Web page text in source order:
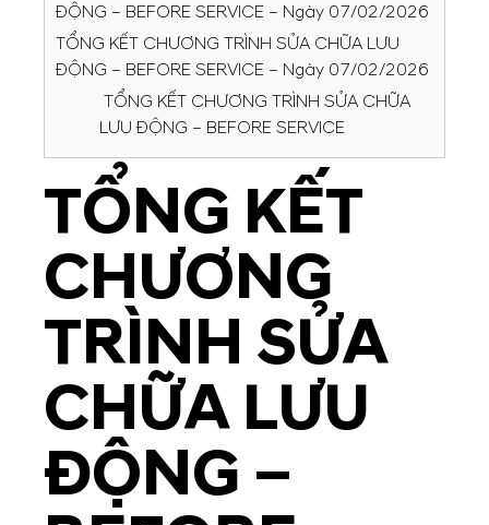
ĐỘNG – BEFORE SERVICE – Ngày 07/02/2026
TỔNG KẾT CHƯƠNG TRÌNH SỬA CHỮA LƯU
ĐỘNG – BEFORE SERVICE – Ngày 07/02/2026
TỔNG KẾT CHƯƠNG TRÌNH SỬA CHỮA
LƯU ĐỘNG – BEFORE SERVICE
TỔNG KẾT
CHƯƠNG
TRÌNH SỬA
CHỮA LƯU
ĐỘNG –